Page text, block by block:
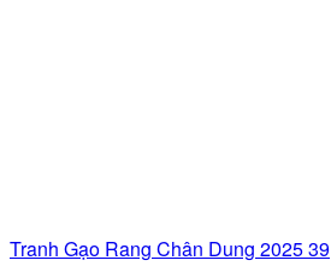
Tranh Gạo Rang Chân Dung 2025 39